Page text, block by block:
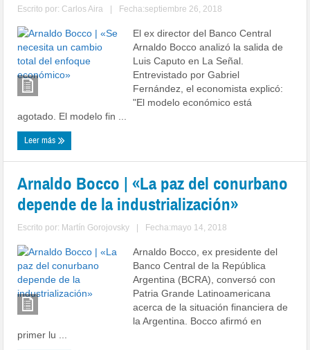
Escrito por: Carlos Aira Fecha:septiembre 26, 2018
El ex director del Banco Central
Arnaldo Bocco analizó la salida de
Luis Caputo en La Señal.
Entrevistado por Gabriel
Fernández, el economista explicó:
"El modelo económico está
agotado. El modelo fin ...
Leer más
Arnaldo Bocco | «La paz del conurbano
depende de la industrialización»
Escrito por: Martín Gorojovsky Fecha:mayo 14, 2018
Arnaldo Bocco, ex presidente del
Banco Central de la República
Argentina (BCRA), conversó con
Patria Grande Latinoamericana
acerca de la situación financiera de
la Argentina. Bocco afirmó en
primer lu ...